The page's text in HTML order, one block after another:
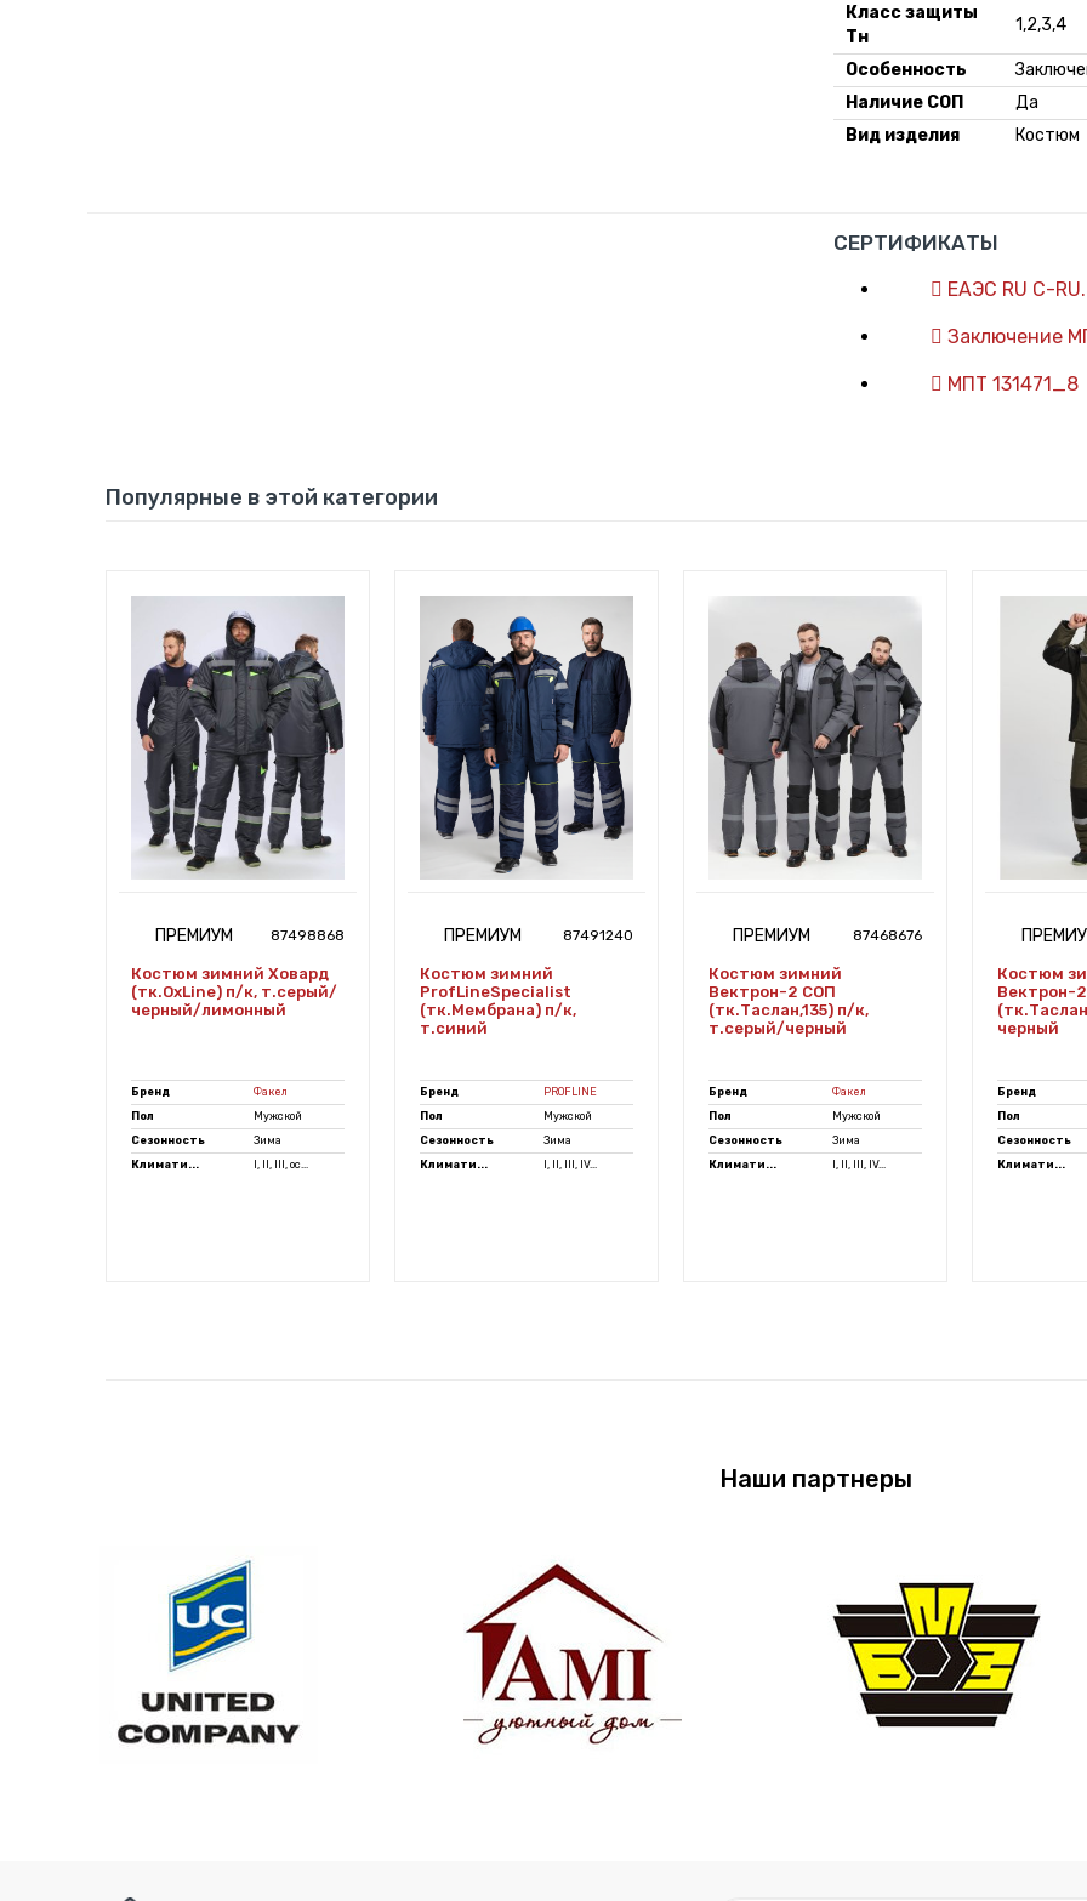
Класс защиты
Тн
1,2,3,4
Особенность
Наличие СОП
Да
Вид изделия
Костюм
СЕРТИФИКАТЫ
ЕАЭС RU С-
Заключение
МПТ 131471_8
Популярные в этой категории
ПРЕМИУМ 87498868
Костюм зимний Ховард
(тк.OxLine) п/к, т.серый/
черный/лимонный
Бренд
Факел
Пол
Мужской
Сезонность
Зима
Климати...
I, II, III, ос...
ПРЕМИУМ 87491240
Костюм зимний
ProfLineSpecialist
(тк.Мембрана) п/к,
т.синий
Бренд
PROFLINE
Пол
Мужской
Сезонность
Зима
Климати...
I, II, III, IV...
ПРЕМИУМ 87468676
Костюм зимний
Вектрон-2 СОП
(тк.Таслан,135) п/к,
т.серый/черный
Бренд
Факел
Пол
Мужской
Сезонность
Зима
Климати...
I, II, III, IV...
Костюм
Вектрон-
черный
Бренд
Пол
Сезонность
Климати...
Наши партнеры